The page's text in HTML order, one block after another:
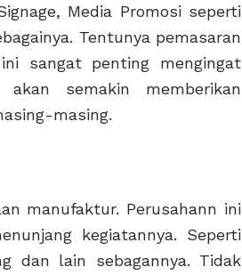
Media Promosi seperti
Tentunya pemasaran
sangat penting mengingat
semakin memberikan
masing.
manufaktur. Perusahann ini
kegiatannya. Seperti
dan lain sebagannya. Tidak